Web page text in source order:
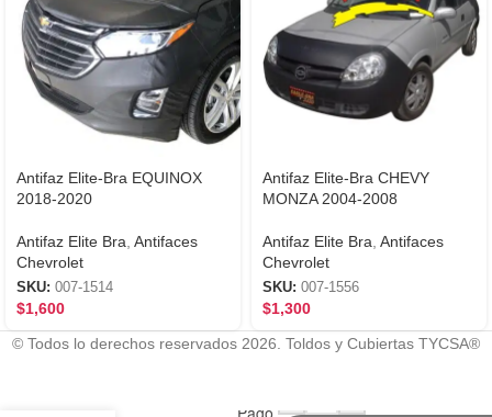
Antifaz Elite-Bra EQUINOX
2018-2020
Antifaz Elite Bra, Antifaces
Chevrolet
SKU: 007-1514
$1,600
Antifaz Elite-Bra CHEVY
MONZA 2004-2008
Antifaz Elite Bra, Antifaces
Chevrolet
SKU: 007-1556
$1,300
© Todos lo derechos reservados 2026. Toldos y Cubiertas TYCSA®
Pago